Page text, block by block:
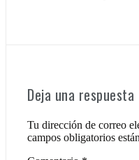
Deja una respuesta
Tu dirección de correo
campos obligatorios